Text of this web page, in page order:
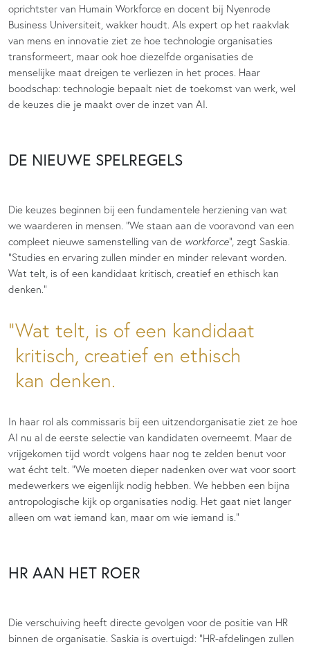
oprichtster van Humain Workforce en docent bij Nyenrode
Business Universiteit, wakker houdt. Als expert op het raakvlak
van mens en innovatie ziet ze hoe technologie organisaties
transformeert, maar ook hoe diezelfde organisaties de
menselijke maat dreigen te verliezen in het proces. Haar
boodschap: technologie bepaalt niet de toekomst van werk, wel
de keuzes die je maakt over de inzet van AI.
DE NIEUWE SPELREGELS
Die keuzes beginnen bij een fundamentele herziening van wat
we waarderen in mensen. “We staan aan de vooravond van een
compleet nieuwe samenstelling van de workforce“, zegt Saskia.
“Studies en ervaring zullen minder en minder relevant worden.
Wat telt, is of een kandidaat kritisch, creatief en ethisch kan
denken.”
Wat telt, is of een kandidaat
kritisch, creatief en ethisch
kan denken.
In haar rol als commissaris bij een uitzendorganisatie ziet ze hoe
AI nu al de eerste selectie van kandidaten overneemt. Maar de
vrijgekomen tijd wordt volgens haar nog te zelden benut voor
wat écht telt. “We moeten dieper nadenken over wat voor soort
medewerkers we eigenlijk nodig hebben. We hebben een bijna
antropologische kijk op organisaties nodig. Het gaat niet langer
alleen om wat iemand kan, maar om wie iemand is.”
HR AAN HET ROER
Die verschuiving heeft directe gevolgen voor de positie van HR
binnen de organisatie. Saskia is overtuigd: “HR-afdelingen zullen